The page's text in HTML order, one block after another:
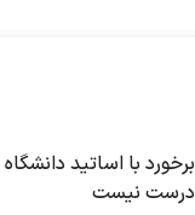
برخورد با اساتید دانشگاه
درست نیست